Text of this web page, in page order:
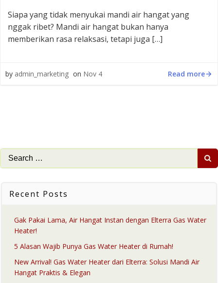
Siapa yang tidak menyukai mandi air hangat yang
nggak ribet? Mandi air hangat bukan hanya
memberikan rasa relaksasi, tetapi juga […]
by admin_marketing on Nov 4 Read more
Search
for:
Recent Posts
Gak Pakai Lama, Air Hangat Instan dengan Elterra Gas Water
Heater!
5 Alasan Wajib Punya Gas Water Heater di Rumah!
New Arrival! Gas Water Heater dari Elterra: Solusi Mandi Air
Hangat Praktis & Elegan